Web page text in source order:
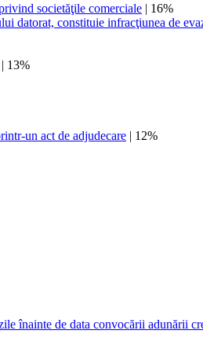
societăţile comerciale | 16%
datorat, constituie infracţiunea de
| 13%
un act de adjudecare | 12%
înainte de data convocării adunării